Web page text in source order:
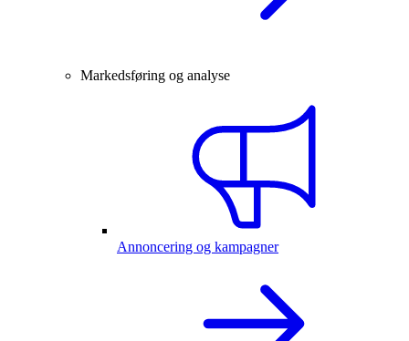
Markedsføring og analyse
Annoncering og kampagner